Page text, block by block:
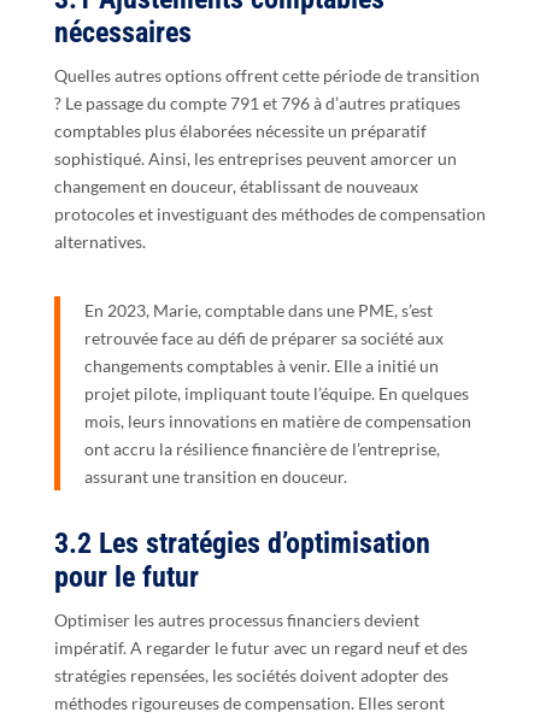
nécessaires
Quelles autres options offrent cette période de transition
? Le passage du compte 791 et 796 à d’autres pratiques
comptables plus élaborées nécessite un préparatif
sophistiqué. Ainsi, les entreprises peuvent amorcer un
changement en douceur, établissant de nouveaux
protocoles et investiguant des méthodes de compensation
alternatives.
En 2023, Marie, comptable dans une PME, s’est
retrouvée face au défi de préparer sa société aux
changements comptables à venir. Elle a initié un
projet pilote, impliquant toute l’équipe. En quelques
mois, leurs innovations en matière de compensation
ont accru la résilience financière de l’entreprise,
assurant une transition en douceur.
3.2 Les stratégies d’optimisation
pour le futur
Optimiser les autres processus financiers devient
impératif. A regarder le futur avec un regard neuf et des
stratégies repensées, les sociétés doivent adopter des
méthodes rigoureuses de compensation. Elles seront